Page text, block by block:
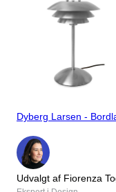
Dyberg Larsen -
Udvalgt af Fiorenza